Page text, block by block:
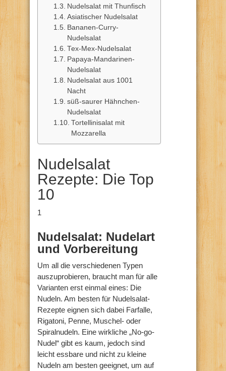
Nudelsalat mit Thunfisch
Asiatischer Nudelsalat
Bananen-Curry-
Nudelsalat
Tex-Mex-Nudelsalat
Papaya-Mandarinen-
Nudelsalat
Nudelsalat aus 1001
Nacht
süß-saurer Hähnchen-
Nudelsalat
Tortellinisalat mit
Mozzarella
Nudelsalat
Rezepte: Die Top
10
1
Nudelsalat: Nudelart
und Vorbereitung
Um all die verschiedenen Typen
auszuprobieren, braucht man für alle
Varianten erst einmal eines: Die
Nudeln. Am besten für Nudelsalat-
Rezepte eignen sich dabei Farfalle,
Rigatoni, Penne, Muschel- oder
Spiralnudeln. Eine wirkliche „No-go-
Nudel“ gibt es kaum, jedoch sind
leicht essbare und nicht zu kleine
Nudeln am besten geeignet, um auf